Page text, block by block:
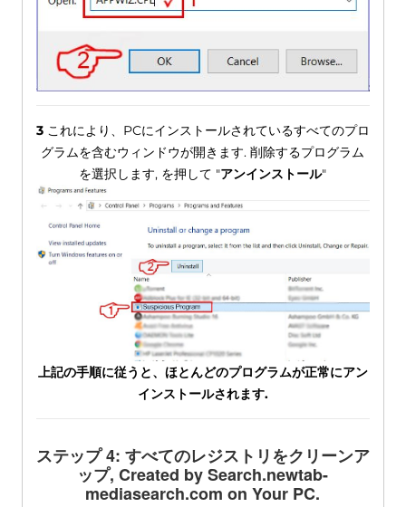
3これにより、PCにインストールされているすべてのプロ
グラムを含むウィンドウが開きます. 削除するプログラム
を選択します, を押して "アンインストール"
上記の手順に従うと、ほとんどのプログラムが正常にアン
インストールされます.
ステップ 4: すべてのレジストリをクリーンア
ップ,Created by Search.newtab-
mediasearch.com on Your PC.